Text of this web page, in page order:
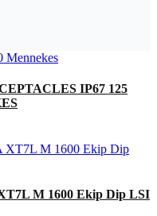
IP67 125
M 1600 Ekip Dip LSI